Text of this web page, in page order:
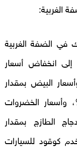
الغربية:
في الضفة الغربية
ذلك إلى انخفاض أسعار
بمقدار 18.71%، وأسعار البيض بمقدار
وأسعار الغاز بمقدار 9.80%، وأسعار الخضروات
الدجاج الطازج بمقدار
كوقود للسيارات